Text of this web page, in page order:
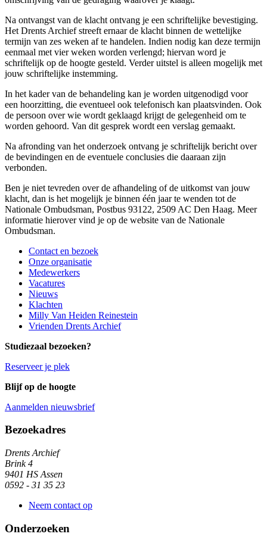
Na ontvangst van de klacht ontvang je een schriftelijke bevestiging.
Het Drents Archief streeft ernaar de klacht binnen de wettelijke
termijn van zes weken af te handelen. Indien nodig kan deze termijn
eenmaal met vier weken worden verlengd; hiervan word je
schriftelijk op de hoogte gesteld. Verder uitstel is alleen mogelijk met
jouw schriftelijke instemming.
In het kader van de behandeling kan je worden uitgenodigd voor
een hoorzitting, die eventueel ook telefonisch kan plaatsvinden. Ook
de persoon over wie wordt geklaagd krijgt de gelegenheid om te
worden gehoord. Van dit gesprek wordt een verslag gemaakt.
Na afronding van het onderzoek ontvang je schriftelijk bericht over
de bevindingen en de eventuele conclusies die daaraan zijn
verbonden.
Ben je niet tevreden over de afhandeling of de uitkomst van jouw
klacht, dan is het mogelijk je binnen één jaar te wenden tot de
Nationale Ombudsman, Postbus 93122, 2509 AC Den Haag. Meer
informatie hierover vind je op de website van de Nationale
Ombudsman.
Contact en bezoek
Onze organisatie
Medewerkers
Vacatures
Nieuws
Klachten
Milly Van Heiden Reinestein
Vrienden Drents Archief
Studiezaal bezoeken?
Reserveer je plek
Blijf op de hoogte
Aanmelden nieuwsbrief
Algemene informatie
Bezoekadres
Drents Archief
Brink 4
9401 HS Assen
0592 - 31 35 23
Neem contact op
Onderzoeken